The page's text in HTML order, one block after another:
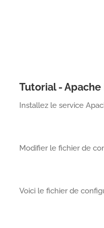
Tutorial -
Installez le service
Modifier le fichier de
Voici le fichier de